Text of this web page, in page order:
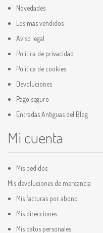
Novedades
Los más vendidos
Aviso legal
Política de privacidad
Política de cookies
Devoluciones
Pago seguro
Entradas Antiguas del Blog
Mi cuenta
Mis pedidos
Mis devoluciones de mercancia
Mis facturas por abono
Mis direcciones
Mis datos personales